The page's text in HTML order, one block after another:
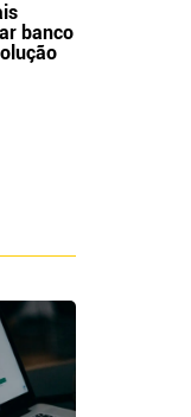
banco